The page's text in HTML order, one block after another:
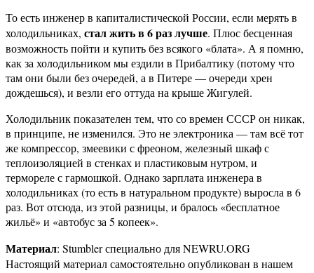
То есть инженер в капиталистической России, если мерять в
холодильниках, стал жить в 6 раз лучше. Плюс бесценная
возможность пойти и купить без всякого «блата». А я помню,
как за холодильником мы ездили в Прибалтику (потому что
там они были без очередей, а в Питере — очереди хрен
дождешься), и везли его оттуда на крыше Жигулей.
Холодильник показателен тем, что со времен СССР он никак,
в принципе, не изменился. Это не электроника — там всё тот
же компрессор, змеевики с фреоном, железный шкаф с
теплоизоляцией в стенках и пластиковым нутром, и
термореле с гармошкой. Однако зарплата инженера в
холодильниках (то есть в натуральном продукте) выросла в 6
раз. Вот отсюда, из этой разницы, и бралось «бесплатное
жильё» и «автобус за 5 копеек».
Материал: Stumbler специально для NEWRU.ORG
Настоящий материал самостоятельно опубликован в нашем